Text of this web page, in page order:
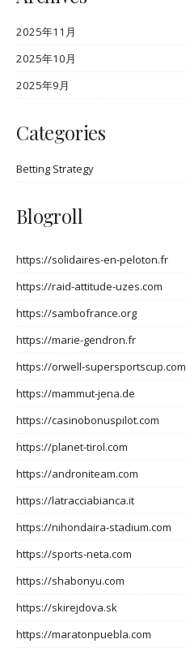
2025年11月
2025年10月
2025年9月
Categories
Betting Strategy
Blogroll
https://solidaires-en-peloton.fr
https://raid-attitude-uzes.com
https://sambofrance.org
https://marie-gendron.fr
https://orwell-supersportscup.com
https://mammut-jena.de
https://casinobonuspilot.com
https://planet-tirol.com
https://androniteam.com
https://latracciabianca.it
https://nihondaira-stadium.com
https://sports-neta.com
https://shabonyu.com
https://skirejdova.sk
https://maratonpuebla.com